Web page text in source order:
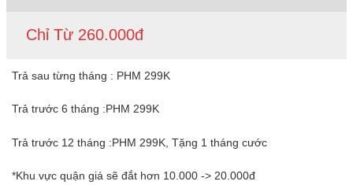
Chỉ Từ 260.000đ
Trả sau từng tháng : PHM 299K
Trả trước 6 tháng :PHM 299K
Trả trước 12 tháng :PHM 299K, Tặng 1 tháng cước
*Khu vực quận giá sẽ đắt hơn 10.000 -> 20.000đ